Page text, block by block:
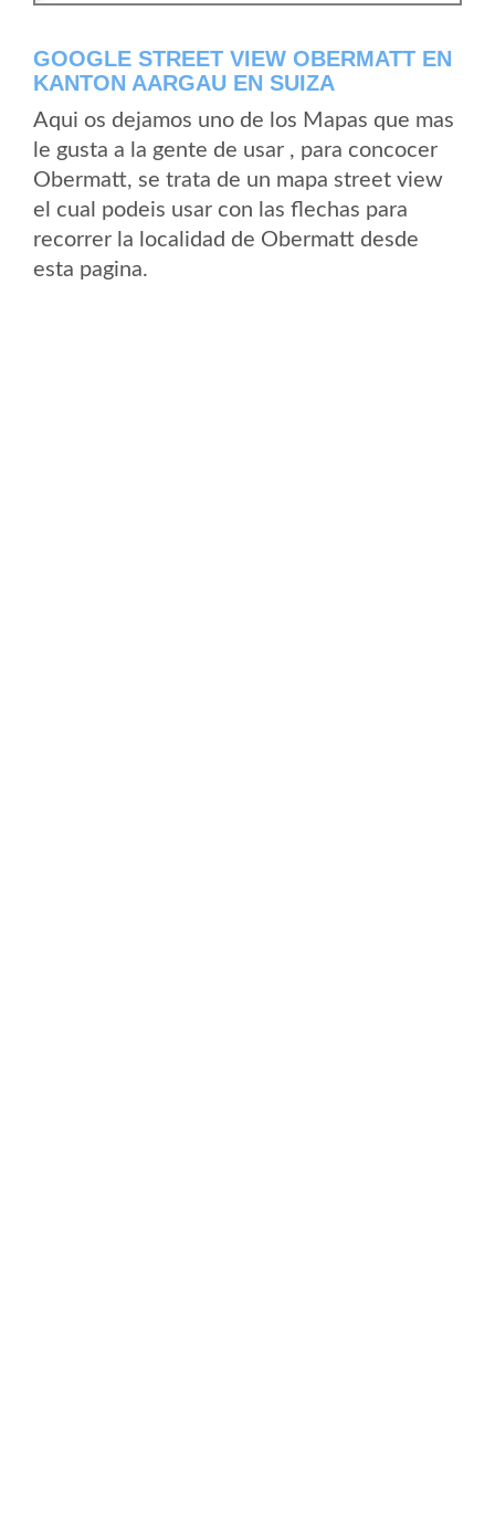
GOOGLE STREET VIEW OBERMATT EN
KANTON AARGAU EN SUIZA
Aqui os dejamos uno de los Mapas que mas
le gusta a la gente de usar , para concocer
Obermatt, se trata de un mapa street view
el cual podeis usar con las flechas para
recorrer la localidad de Obermatt desde
esta pagina.